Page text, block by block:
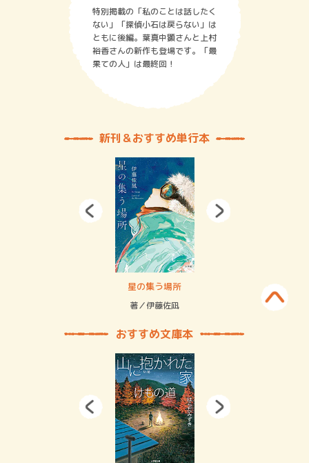
特別掲載の「私のことは話したく
ない」「探偵小石は戻らない」は
ともに後編。葉真中顕さんと上村
裕香さんの新作も登場です。「最
果ての人」は最終回！
新刊＆おすすめ単行本
星の集う場所
著／伊藤佐凪
おすすめ文庫本